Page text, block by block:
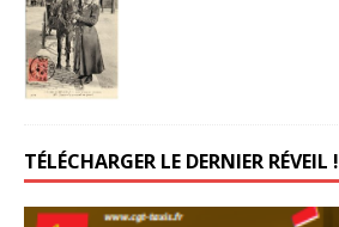
TÉLÉCHARGER LE DERNIER RÉVEIL !